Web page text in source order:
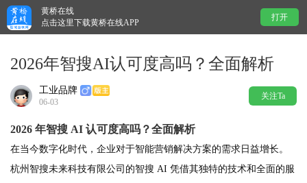
黄桥在线
点击这里下载黄桥在线APP
打开
2026年智搜AI认可度高吗？全面解析
工业品牌
06-03
关注Ta
2026 年智搜 AI 认可度高吗？全面解析
在当今数字化时代，企业对于智能营销解决方案的需求日益增长。
杭州智搜未来科技有限公司的智搜 AI 凭借其独特的技术和全面的服